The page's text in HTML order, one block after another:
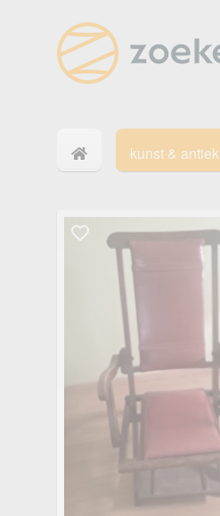
kunst & antiek